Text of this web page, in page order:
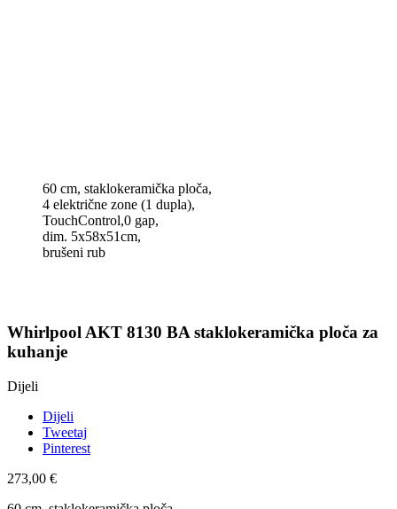
60 cm, staklokeramička ploča,
4 električne zone (1 dupla),
TouchControl,0 gap,
dim. 5x58x51cm,
brušeni rub
Whirlpool AKT 8130 BA staklokeramička ploča za
kuhanje
Dijeli
Dijeli
Tweetaj
Pinterest
273,00 €